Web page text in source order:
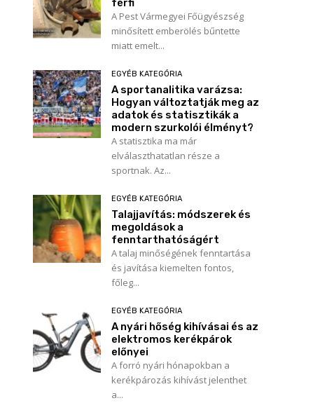
férfi
A Pest Vármegyei Főügyészség
minősített emberölés bűntette
miatt emelt...
EGYÉB KATEGÓRIA
A sportanalitika varázsa:
Hogyan változtatják meg az
adatok és statisztikák a
modern szurkolói élményt?
A statisztika ma már
elválaszthatatlan része a
sportnak. Az...
EGYÉB KATEGÓRIA
Talajjavítás: módszerek és
megoldások a
fenntarthatóságért
A talaj minőségének fenntartása
és javítása kiemelten fontos,
főleg...
EGYÉB KATEGÓRIA
A nyári hőség kihívásai és az
elektromos kerékpárok
előnyei
A forró nyári hónapokban a
kerékpározás kihívást jelenthet
a...